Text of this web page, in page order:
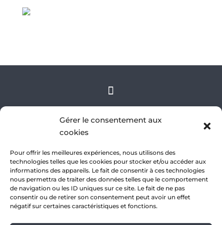
Gérer le consentement aux
cookies
Pour offrir les meilleures expériences, nous utilisons des
technologies telles que les cookies pour stocker et/ou accéder aux
informations des appareils. Le fait de consentir à ces technologies
nous permettra de traiter des données telles que le comportement
de navigation ou les ID uniques sur ce site. Le fait de ne pas
consentir ou de retirer son consentement peut avoir un effet
négatif sur certaines caractéristiques et fonctions.
2023 © Pascale Vilain
Conception